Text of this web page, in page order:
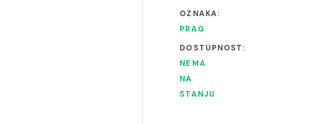
OZNAKA:
PRAG
DOSTUPNOST:
NEMA
NA
STANJU